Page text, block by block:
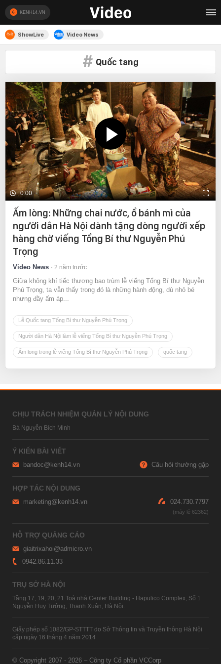
KENH14.VN
ShowLive Video News
Quốc tang
0:00
Ấm lòng: Những chai nước, ổ bánh mì của
người dân Hà Nội dành tặng dòng người xếp
hàng chờ viếng Tổng Bí thư Nguyễn Phú
Trọng
Video News 2 năm trước
Giữa không khí tiếc thương bao trùm lễ viếng Tổng Bí thư Nguyễn
Phú Trọng, ta vẫn thấy trong đó là những hành động, dù nhỏ bé
nhưng đầy ấm áp...
Lễ Quốc tang Tổng Bí thư Nguyễn Phú Trọng
Người dân Hà Nội làm lễ viếng Tổng Bí thư Nguyễn Phú Trọng
Ấm long trong lễ viếng Tổng Bí thư Nguyễn Phú Trọng quốc tang
CHỊU TRÁCH NHIỆM QUẢN LÝ NỘI DUNG
Bà Nguyễn Bích Minh
Ý KIẾN BÀI VIẾT
bandoc@kenh14.vn Câu hỏi thường gặp
HỢP TÁC NỘI DUNG
marketing@kenh14.vn 024.730.7797
HỖ TRỢ QUẢNG CÁO
giaitrixahoi@admicro.vn
0942.86.11.33
TRỤ SỞ HÀ NỘI
Tầng 17, 19, 20, 21 Toà nhà Center Building - Hapulico Complex, Số 1
Nguyễn Huy Tưởng, Thanh Xuân, Hà Nội.
Giấy phép số 1082/GP-STTTT do Sở Thông tin và Truyền thông Hà Nội
cấp ngày 16 tháng 4 năm 2014
© Copyright 2007 - 2026 – Công ty Cổ phần VCCorp